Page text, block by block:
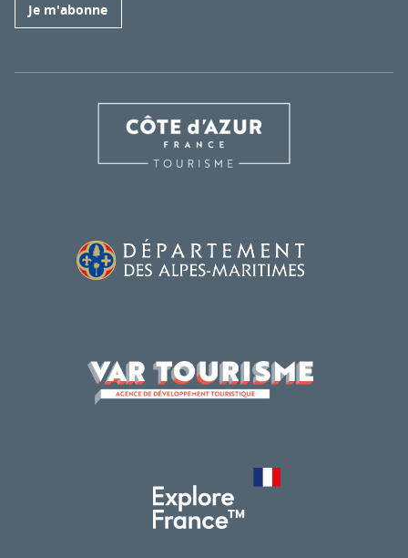
Je m'abonne